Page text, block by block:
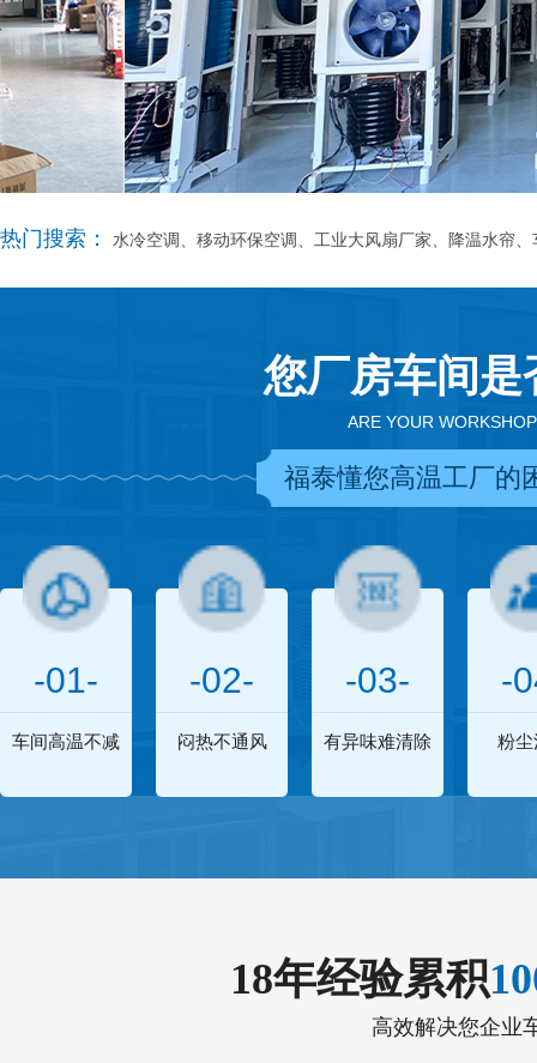
热门搜索： 水冷空调、移动环保空调、工业大风扇厂家、降温水帘
您厂房车间
ARE YOUR
福泰懂您高温工厂的
-01-
车间高温不减
-02-
闷热不通风
-03-
有异味难清除
-
粉尘
18年经验累积
高效解决您企业